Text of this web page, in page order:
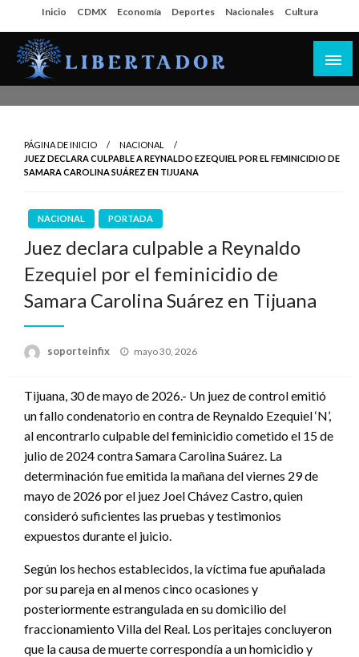
al
contenido
Inicio CDMX Economía Deportes Nacionales Cultura
PÁGINA DE INICIO
NACIONAL
JUEZ DECLARA CULPABLE A REYNALDO EZEQUIEL POR EL FEMINICIDIO DE
SAMARA CAROLINA SUÁREZ EN TIJUANA
NACIONAL PORTADA
Juez declara culpable a Reynaldo
Ezequiel por el feminicidio de
Samara Carolina Suárez en Tijuana
soporteinfix
Publicado
mayo 30, 2026
Tijuana, 30 de mayo de 2026.- Un juez de control emitió
un fallo condenatorio en contra de Reynaldo Ezequiel ‘N’,
al encontrarlo culpable del feminicidio cometido el 15 de
julio de 2024 contra Samara Carolina Suárez. La
determinación fue emitida la mañana del viernes 29 de
mayo de 2026 por el juez Joel Chávez Castro, quien
consideró suficientes las pruebas y testimonios
expuestos durante el juicio.
Según los hechos establecidos, la víctima fue apuñalada
por su pareja en al menos cinco ocasiones y
posteriormente estrangulada en su domicilio del
fraccionamiento Villa del Real. Los peritajes concluyeron
que la causa de muerte correspondía a un homicidio y